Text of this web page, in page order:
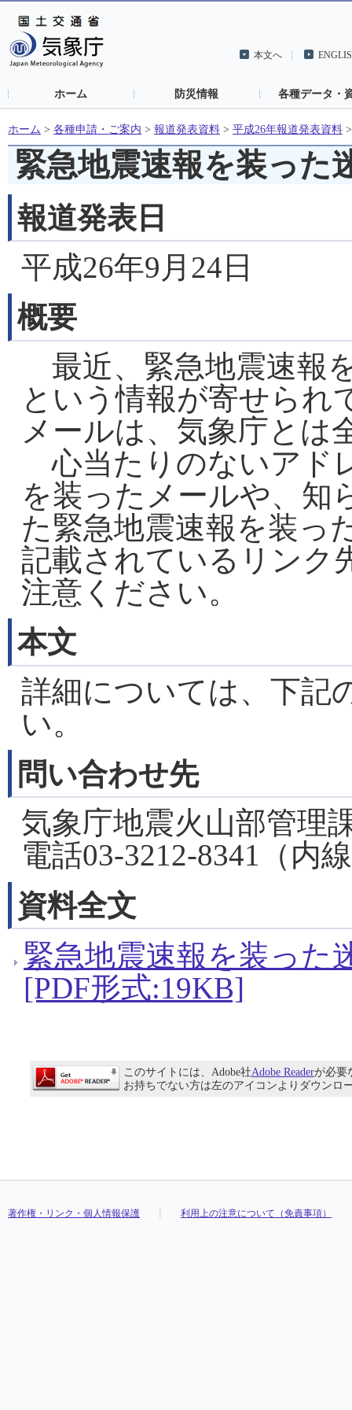
本文へ
ホーム 防災情報 各種データ・
ホーム > 各種申請・ご案内 > 報道発表資料 > 平成26年報道発表資料
緊急地震速報を装った
報道発表日
平成26年9月24日
概要
最近、緊急地震速報
という情報が寄せられ
メールは、気象庁とは
心当たりのないアド
を装ったメールや、知
た緊急地震速報を装っ
記載されているリンク
注意ください。
本文
詳細については、下記
い。
問い合わせ先
気象庁地震火山部管理
電話03-3212-8341（内
資料全文
緊急地震速報を装った
[PDF形式:19KB]
このサイトには、Adobe社Adobe Readerが必要
お持ちでない方は左のアイコンよりダウンロ
著作権・リンク・個人情報保護 利用上の注意について（免責事項）